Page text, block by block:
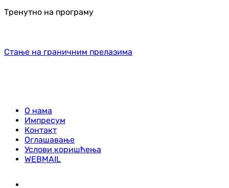
Тренутно на програму
Стање на граничним прелазима
О нама
Импресум
Контакт
Оглашавање
Услови коришћења
WEBMAIL